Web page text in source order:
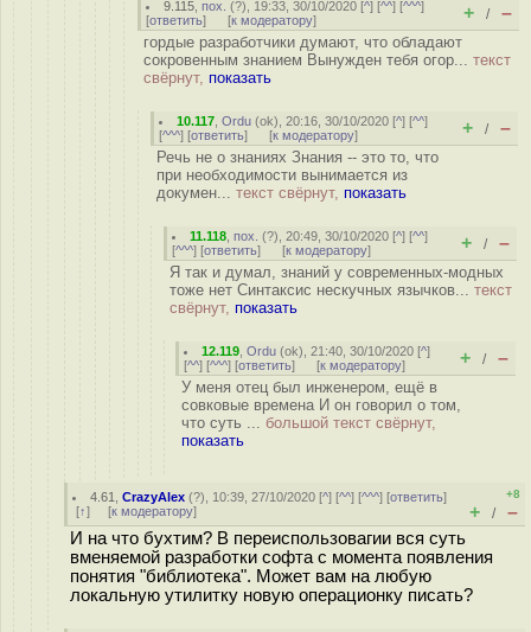
9.115 ,пох. (?), 19:33, 30/10/2020 [^] [^^] [^^^]
[ответить] [к модератору] + / –
гордые разработчики думают, что обладают
сокровенным знанием Вынужден тебя огор... текст
свёрнут, показать
10.117 ,Ordu (ok), 20:16, 30/10/2020 [^] [^^]
[^^^] [ответить] [к модератору] + / –
Речь не о знаниях Знания -- это то, что
при необходимости вынимается из
докумен... текст свёрнут, показать
11.118 ,пох. (?), 20:49, 30/10/2020 [^] [^^]
[^^^] [ответить] [к модератору] + / –
Я так и думал, знаний у современных-модных
тоже нет Синтаксис нескучных язычков... текст
свёрнут, показать
12.119 ,Ordu (ok), 21:40, 30/10/2020 [^]
[^^] [^^^] [ответить] [к модератору] + / –
У меня отец был инженером, ещё в
совковые времена И он говорил о том,
что суть ... большой текст свёрнут,
показать
4.61 ,CrazyAlex (?), 10:39, 27/10/2020 [^] [^^] [^^^] [ответить]
[↑] [к модератору]
+8
+ / –
И на что бухтим? В переиспользовагии вся суть
вменяемой разработки софта с момента появления
понятия "библиотека". Может вам на любую
локальную утилитку новую операционку писать?